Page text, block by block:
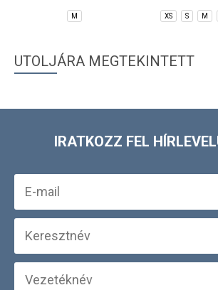
M XS S M
UTOLJÁRA MEGTEKINTETT
IRATKOZZ FEL